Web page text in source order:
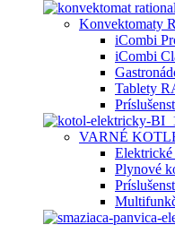
Konvektomaty
iCombi
iCombi
Tablety
VARNÉ
Plynové